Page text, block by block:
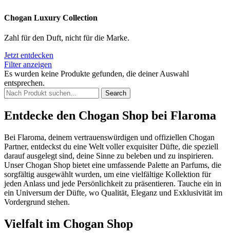
Chogan Luxury Collection
Zahl für den Duft, nicht für die Marke.
Jetzt entdecken
Filter anzeigen
Es wurden keine Produkte gefunden, die deiner Auswahl
entsprechen.
Search
Entdecke den Chogan Shop bei Flaroma
Bei Flaroma, deinem vertrauenswürdigen und offiziellen Chogan
Partner, entdeckst du eine Welt voller exquisiter Düfte, die speziell
darauf ausgelegt sind, deine Sinne zu beleben und zu inspirieren.
Unser Chogan Shop bietet eine umfassende Palette an Parfums, die
sorgfältig ausgewählt wurden, um eine vielfältige Kollektion für
jeden Anlass und jede Persönlichkeit zu präsentieren. Tauche ein in
ein Universum der Düfte, wo Qualität, Eleganz und Exklusivität im
Vordergrund stehen.
Vielfalt im Chogan Shop